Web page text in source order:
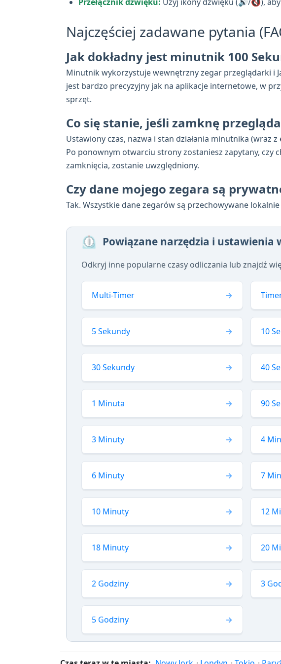
Najczęściej zadawane pytania
Jak dokładny jest minutnik 100
Minutnik wykorzystuje wewnętrzny zegar przeglądarki i
jest bardzo precyzyjny jak na aplikacje internetowe, w
sprzęt.
Co się stanie, jeśli zamknę
Ustawiony czas, nazwa i stan działania minutnika (wraz
Po ponownym otwarciu strony zostaniesz zapytany, czy
zamknięcia, zostanie uwzględniony.
Czy dane mojego zegara są
Tak. Wszystkie dane zegarów są przechowywane
⏲️ Powiązane narzędzia i
Odkryj inne popularne czasy odliczania lub znajdź
Multi-Timer
5 Sekundy 10
30 Sekundy 40
1 Minuta 90
3 Minuty 4
6 Minuty 7
10 Minuty 12
18 Minuty 20
2 Godziny 3
5 Godziny